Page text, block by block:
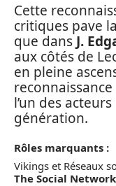
Cette
critiques pave
que dans J.
aux côtés de
en pleine
l’un des
génération.
Rôles marquants :
Vikings et Réseaux
The Social Network